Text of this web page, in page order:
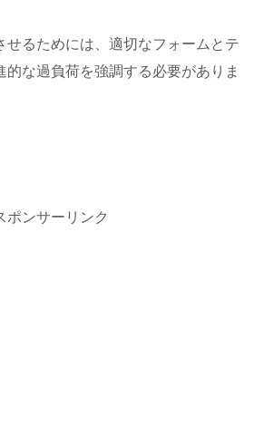
せるためには、適切なフォームとテ
的な過負荷を強調する必要がありま
ポンサーリンク